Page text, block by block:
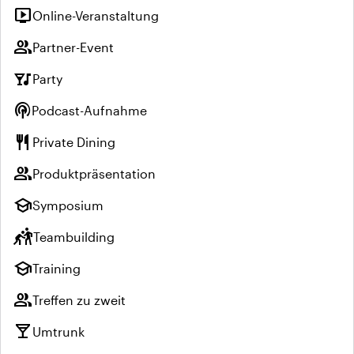
live_tvOnline-Veranstaltung
groupPartner-Event
nightlifeParty
podcastsPodcast-Aufnahme
restaurant Private Dining
groupProduktpräsentation
schoolSymposium
sports_kabaddiTeambuilding
schoolTraining
groupTreffen zu zweit
local_bar Umtrunk